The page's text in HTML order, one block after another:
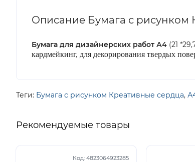
Описание Бумага с рисунком
Бумага для дизайнерских работ А4 (21
кардмейкинг, для декорирования твердых
Теги: Бумага с рисунком Креативные сердца,
Рекомендуемые товары
Код: 4823064923285